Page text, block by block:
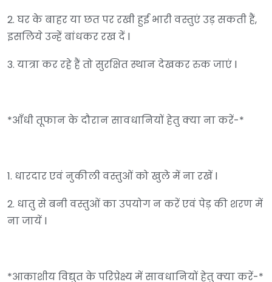
2. घर के बाहर या छत पर रखी हुई भारी वस्तुएं उड़ सकती हैं,
इसलिये उन्हें बांधकर रख दें l
3. यात्रा कर रहे हैं तो सुरक्षित स्थान देखकर रुक जाएं l
*आँधी तूफान के दौरान सावधानियों हेतु क्या ना करें-*
1. धारदार एवं नुकीली वस्तुओं को खुले में ना रखें l
2. धातु से बनी वस्तुओं का उपयोग न करें एवं पेड़ की शरण में
ना जायें l
*आकाशीय विद्युत के परिप्रेक्ष्य में सावधानियों हेतु क्या करें-*